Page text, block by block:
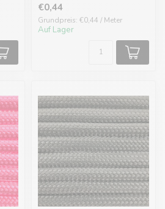
€0,44
Grundpreis: €0,44 / Meter
Auf Lager